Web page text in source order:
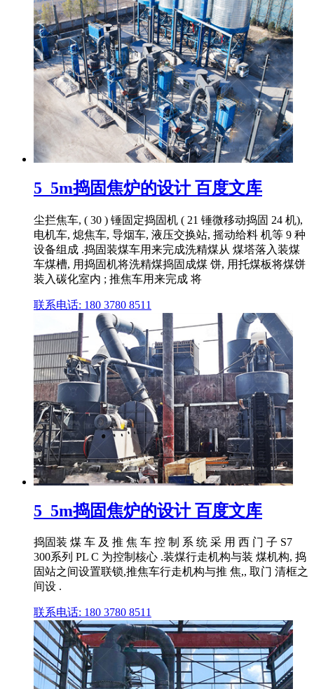
5_5m捣固焦炉的设计 百度文库
尘拦焦车, ( 30 ) 锤固定捣固机 ( 21 锤微移动捣固 24 机),
电机车, 熄焦车, 导烟车, 液压交换站, 摇动给料 机等 9 种
设备组成 .捣固装煤车用来完成洗精煤从 煤塔落入装煤
车煤槽, 用捣固机将洗精煤捣固成煤 饼, 用托煤板将煤饼
装入碳化室内 ; 推焦车用来完成 将
联系电话: 180 3780 8511
5_5m捣固焦炉的设计 百度文库
捣固装 煤 车 及 推 焦 车 控 制 系 统 采 用 西 门 子 S7
300系列 PL C 为控制核心 .装煤行走机构与装 煤机构, 捣
固站之间设置联锁,推焦车行走机构与推 焦,, 取门 清框之
间设 .
联系电话: 180 3780 8511